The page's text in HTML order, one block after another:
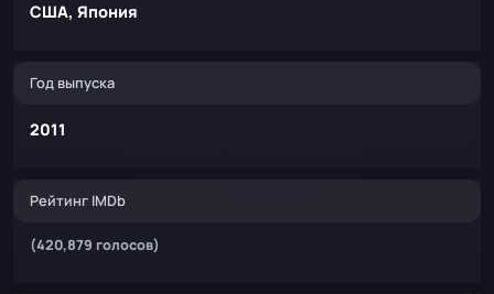
США, Япония
Год выпуска
2011
Рейтинг IMDb
(420,879 голосов)